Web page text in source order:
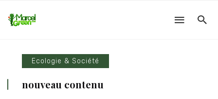
Ecologie & Société
nouveau contenu